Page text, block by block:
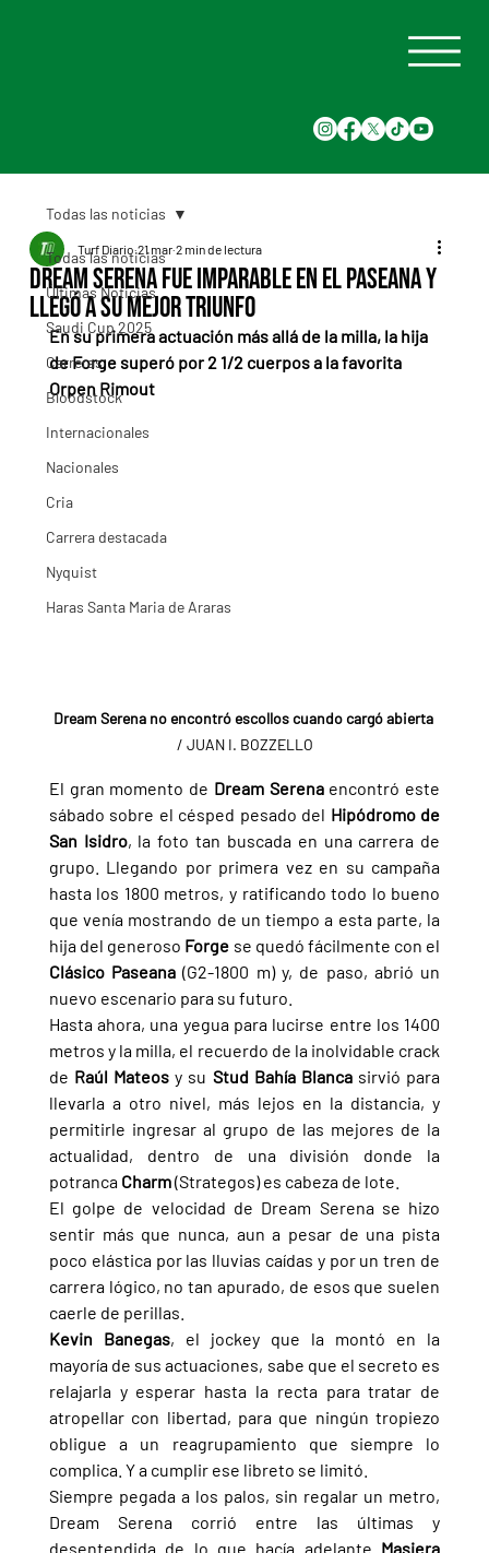
Todas las noticias
Últimas Noticias
Saudi Cup 2025
Carreras
Bloodstock
Internacionales
Nacionales
Cria
Carrera destacada
Nyquist
Haras Santa Maria de Araras
Todas las noticias
Dream Serena fue imparable en el Paseana y
llegó a su mejor triunfo
Turf Diario 21 mar 2 min de lectura
En su primera actuación más allá de la milla, la hija
de Forge superó por 2 1/2 cuerpos a la favorita
Orpen Rimout
Dream Serena no encontró escollos cuando cargó abierta
/ JUAN I. BOZZELLO
El gran momento de Dream Serena encontró este
sábado sobre el césped pesado del Hipódromo de
San Isidro, la foto tan buscada en una carrera de
grupo. Llegando por primera vez en su campaña
hasta los 1800 metros, y ratificando todo lo bueno
que venía mostrando de un tiempo a esta parte, la
hija del generoso Forge
Clásico Paseana (G2-1800 m) y, de paso, abrió un
nuevo escenario para su futuro.
Hasta ahora, una yegua para lucirse entre los 1400
metros y la milla, el recuerdo de la inolvidable crack
de Raúl Mateos y su Stud Bahía Blanca sirvió para
llevarla a otro nivel, más lejos en la distancia, y
permitirle ingresar al grupo de las mejores de la
actualidad, dentro de una división donde la
potranca Charm (Strategos) es cabeza de lote.
El golpe de velocidad de Dream Serena se hizo
sentir más que nunca, aun a pesar de una pista
poco elástica por las lluvias caídas y por un tren de
carrera lógico, no tan apurado, de esos que suelen
caerle de perillas.
Kevin Banegas, el jockey que la montó en la
mayoría de sus actuaciones, sabe que el secreto es
relajarla y esperar hasta la recta para tratar de
atropellar con libertad, para que ningún tropiezo
obligue a un reagrupamiento que siempre lo
complica. Y a cumplir ese libreto se limitó.
Siempre pegada a los palos, sin regalar un metro,
Dream Serena corrió entre las últimas y
desentendida de lo que hacía adelante Masiera